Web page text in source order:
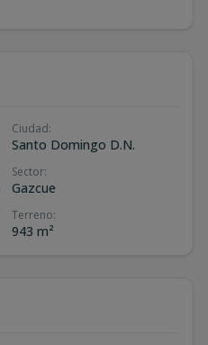
Ciudad:
Santo Domingo D.N.
Sector:
Gazcue
Terreno:
943 m²